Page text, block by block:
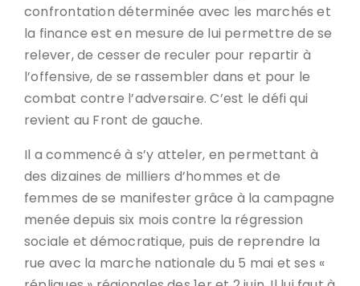
confrontation déterminée avec les marchés et
la finance est en mesure de lui permettre de se
relever, de cesser de reculer pour repartir à
l’offensive, de se rassembler dans et pour le
combat contre l’adversaire. C’est le défi qui
revient au Front de gauche.
Il a commencé à s’y atteler, en permettant à
des dizaines de milliers d’hommes et de
femmes de se manifester grâce à la campagne
menée depuis six mois contre la régression
sociale et démocratique, puis de reprendre la
rue avec la marche nationale du 5 mai et ses «